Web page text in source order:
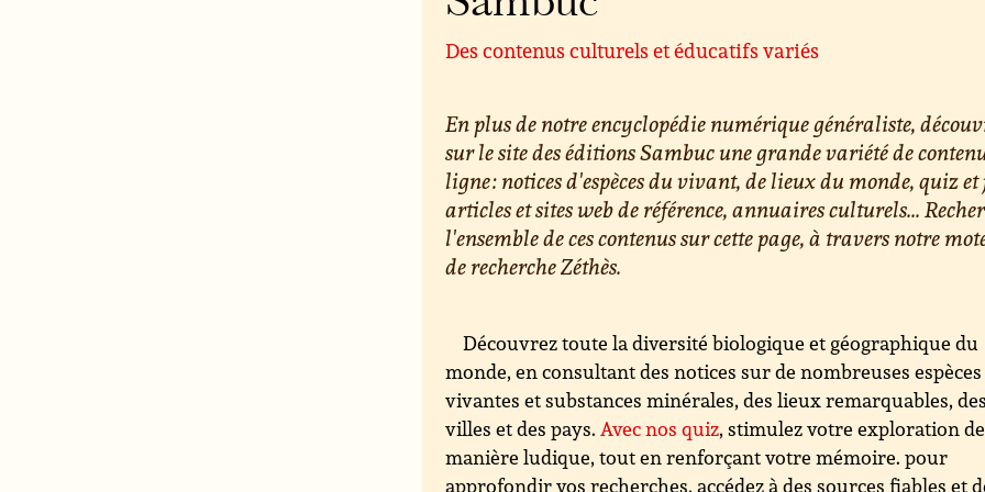
Des contenus culturels et éducatifs variés
En plus de notre encyclopédie numérique généraliste,
sur le site des éditions Sambuc une grande variété de
ligne : notices d'espèces du vivant, de lieux du monde, quiz et
articles et sites web de référence, annuaires culturels...
l'ensemble de ces contenus sur cette page, à travers notre
de recherche Zéthès.
Découvrez toute la diversité biologique et géographique du
monde, en consultant des notices sur de nombreuses espèces
vivantes et substances minérales, des lieux remarquables,
villes et des pays. Avec nos quiz, stimulez votre exploration de
manière ludique, tout en renforçant votre mémoire. pour
approfondir vos recherches, accédez à des sources fiables et